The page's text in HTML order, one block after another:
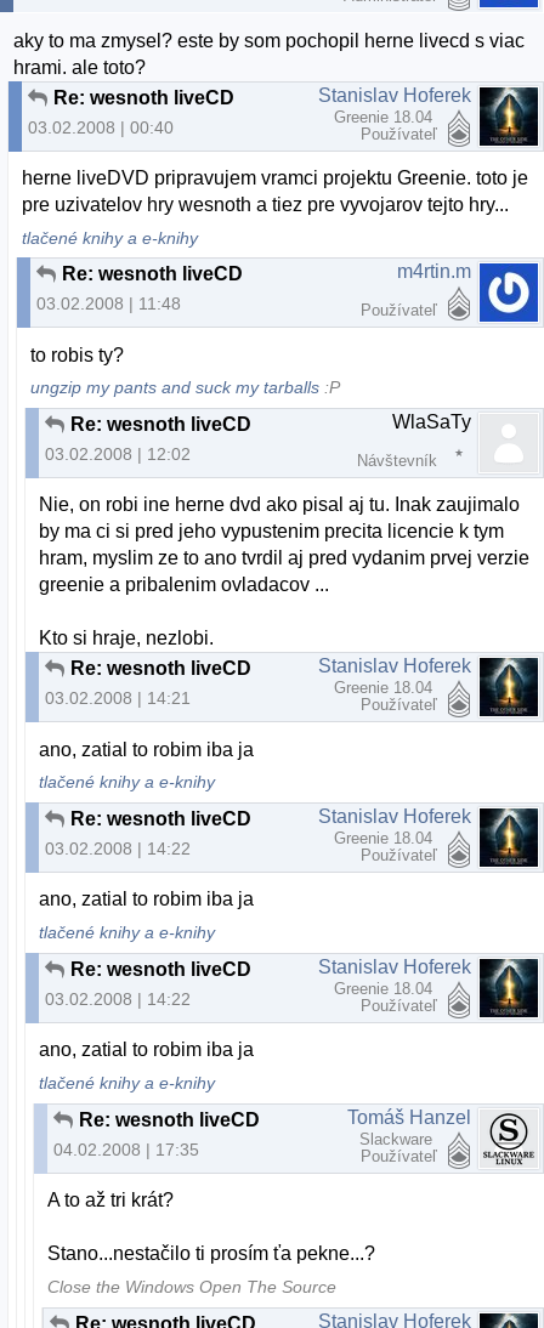
aky to ma zmysel? este by som pochopil herne livecd s viac
hrami. ale toto?
Re: wesnoth liveCD
03.02.2008 | 00:40
Stanislav Hoferek
Greenie 18.04
Používateľ
herne liveDVD pripravujem vramci projektu Greenie. toto je
pre uzivatelov hry wesnoth a tiez pre vyvojarov tejto hry...
tlačené knihy a e-knihy
Re: wesnoth liveCD
03.02.2008 | 11:48
m4rtin.m
Používateľ
to robis ty?
ungzip my pants and suck my tarballs :P
Re: wesnoth liveCD
03.02.2008 | 12:02
WlaSaTy
Návštevník
Nie, on robi ine herne dvd ako pisal aj tu. Inak zaujimalo
by ma ci si pred jeho vypustenim precita licencie k tym
hram, myslim ze to ano tvrdil aj pred vydanim prvej verzie
greenie a pribalenim ovladacov ...
Kto si hraje, nezlobi.
Re: wesnoth liveCD
03.02.2008 | 14:21
Stanislav Hoferek
Greenie 18.04
Používateľ
ano, zatial to robim iba ja
tlačené knihy a e-knihy
Re: wesnoth liveCD
03.02.2008 | 14:22
Stanislav Hoferek
Greenie 18.04
Používateľ
ano, zatial to robim iba ja
tlačené knihy a e-knihy
Re: wesnoth liveCD
03.02.2008 | 14:22
Stanislav Hoferek
Greenie 18.04
Používateľ
ano, zatial to robim iba ja
tlačené knihy a e-knihy
Re: wesnoth liveCD
04.02.2008 | 17:35
Tomáš Hanzel
Slackware
Používateľ
A to až tri krát?
Stano...nestačilo ti prosím ťa pekne...?
Close the Windows Open The Source
Re: wesnoth liveCD Stanislav Hoferek